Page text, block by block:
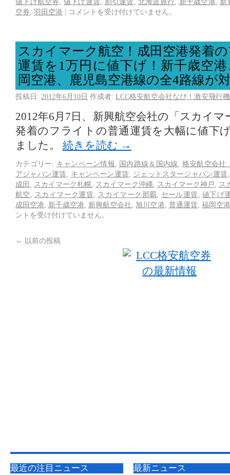
空券 羽田空港 | コメントを受け付けていません。
スカイマーク航空！成田空港発着
運賃を1万円に値下げ！新千歳空
岡空港、鹿児島空港線の全4路線が
投稿日: 2012年6月10日 作成者: LCC格安航空会社なび！激安飛行
2012年6月7日、新興航空会社の「スカイ
発着のフライトの普通運賃を大幅に値下
ました。 続きを読む →
カテゴリー: キャンペーン情報 国内路線＆国内線
格安航空会社
アジャパン運賃
キャンペーン運賃 ジェットスタージャパン運賃
成田
スカイマーク札幌 スカイマーク沖縄 スカイマーク神戸
ス
航空
スカイマーク運賃 スカイマーク那覇 セール運賃
値下げ
成田空港
新千歳空港 新興航空会社 旭川空港 普通運賃 福岡空港
ントを受け付けていません。
← 以前の投稿
最近の注目ニュース 最新ニュース